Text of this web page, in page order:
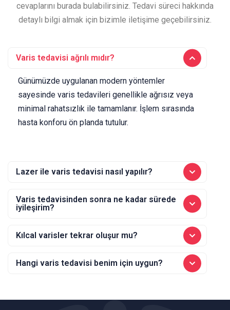
cevaplarını burada bulabilirsiniz. Tedavi süreci hakkında
detaylı bilgi almak için bizimle iletişime geçebilirsiniz.
Varis tedavisi ağrılı mıdır?
Günümüzde uygulanan modern yöntemler
sayesinde varis tedavileri genellikle ağrısız veya
minimal rahatsızlık ile tamamlanır. İşlem sırasında
hasta konforu ön planda tutulur.
Lazer ile varis tedavisi nasıl yapılır?
Varis tedavisinden sonra ne kadar sürede
iyileşirim?
Kılcal varisler tekrar oluşur mu?
Hangi varis tedavisi benim için uygun?